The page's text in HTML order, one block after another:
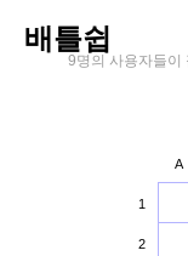
배틀쉽
9명의 사용자들이
1
A
2